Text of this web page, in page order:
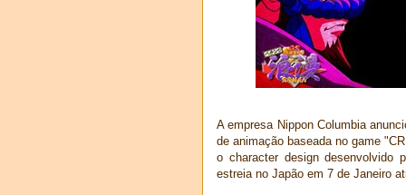
A empresa Nippon Columbia
de animação baseada no game
o character design desenvolvido
estreia no Japão em 7 de Janeiro